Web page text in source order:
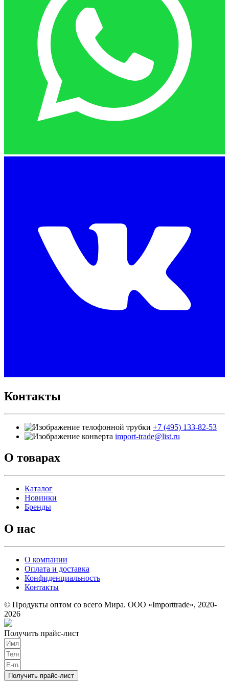
Контакты
+7 (495) 133-82-53
import-trade@list.ru
О товарах
Каталог
Новинки
Бренды
О нас
О компании
Оплата и доставка
Конфиденциальность
Контакты
© Продукты оптом со всего Мира. ООО «Importtrade», 2020-
2026
Получить прайс-лист
Получить прайс-лист